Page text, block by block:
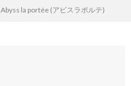
Abyss la portée (アビスラポルテ)